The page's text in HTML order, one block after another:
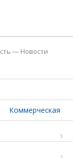
— Новости
Коммерческая